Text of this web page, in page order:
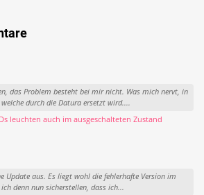
das Problem besteht bei mir nicht. Was mich nervt, in
durch die Datura ersetzt wird....
leuchten auch im ausgeschalteten Zustand
aus. Es liegt wohl die fehlerhafte Version im
denn nun sicherstellen, dass ich...